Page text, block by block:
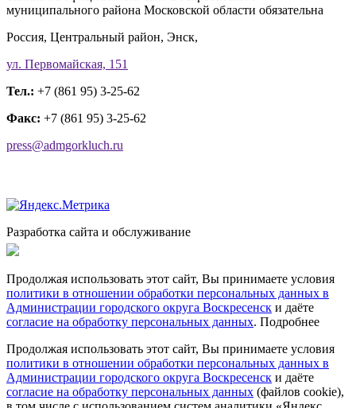
муниципального района Московской области обязательна
Россия, Центральный район, Энск,
ул. Первомайская, 151
Тел.: +7 (861 95) 3-25-62
Факс: +7 (861 95) 3-25-62
press@admgorkluch.ru
Разработка сайта и обслуживание
Продолжая использовать этот сайт, Вы принимаете условия
политики в отношении обработки персональных данных в
Администрации городского округа Воскресенск и даёте
согласие на обработку персональных данных. Подробнее
Продолжая использовать этот сайт, Вы принимаете условия
политики в отношении обработки персональных данных в
Администрации городского округа Воскресенск и даёте
согласие на обработку персональных данных (файлов cookie),